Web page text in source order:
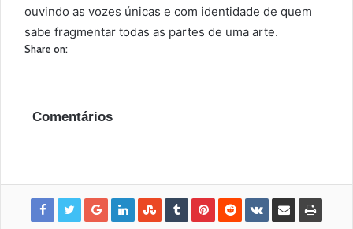
ouvindo as vozes únicas e com identidade de quem
sabe fragmentar todas as partes de uma arte.
Share on:
Comentários